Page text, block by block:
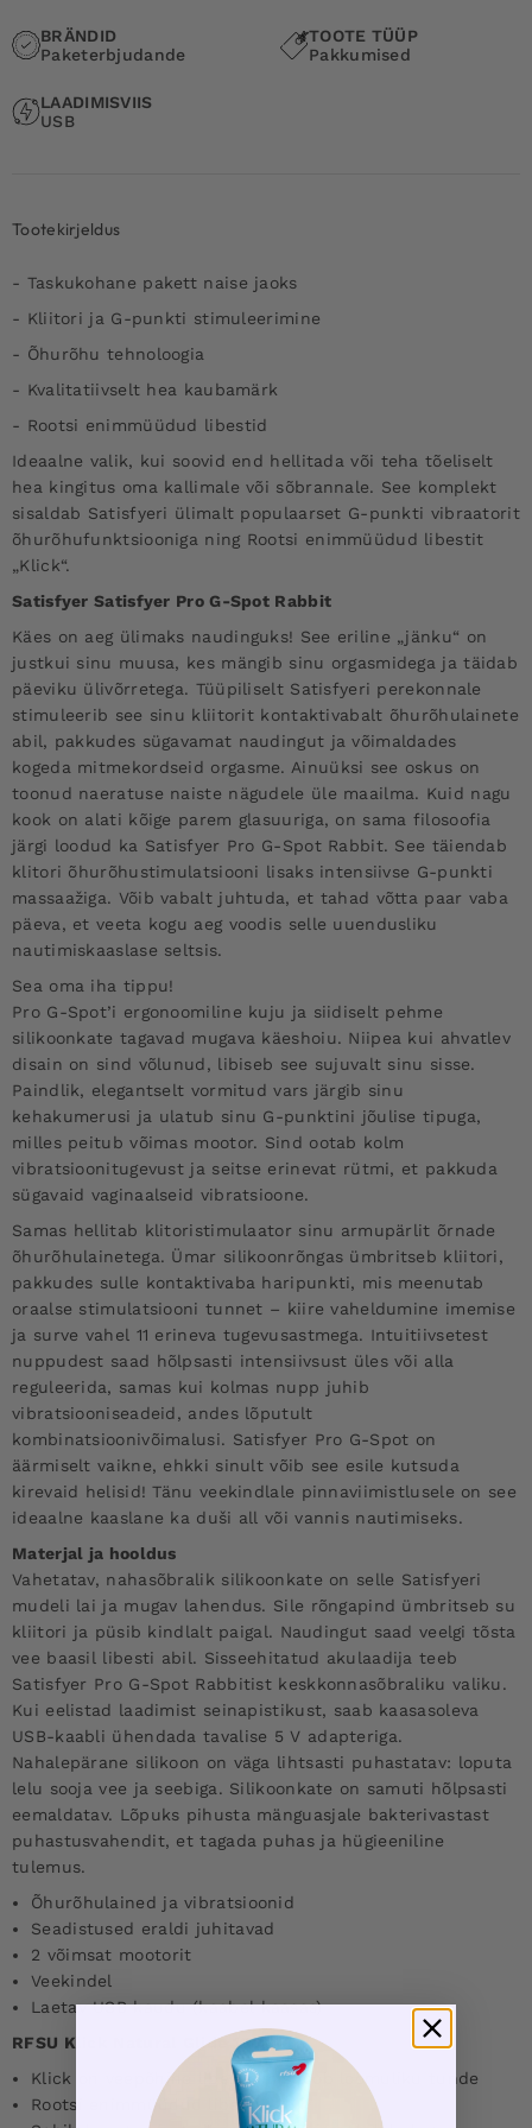
BRÄNDID
Paketerbjudande
TOOTE TÜÜP
Pakkumised
LAADIMISVIIS
USB
Tootekirjeldus
- Taskukohane pakett naise jaoks
- Kliitori ja G-punkti stimuleerimine
- Õhurõhu tehnoloogia
- Kvalitatiivselt hea kaubamärk
- Rootsi enimmüüdud libestid
Ideaalne valik, kui soovid end hellitada või teha tõeliselt
hea kingitus oma kallimale või sõbrannale. See komplekt
sisaldab Satisfyeri ülimalt populaarset G-punkti vibraatorit
õhurõhufunktsiooniga ning Rootsi enimmüüdud libestit
„Klick“.
Satisfyer Satisfyer Pro G-Spot Rabbit
Käes on aeg ülimaks naudinguks! See eriline „jänku“ on
justkui sinu muusa, kes mängib sinu orgasmidega ja täidab
päeviku ülivõrretega. Tüüpiliselt Satisfyeri perekonnale
stimuleerib see sinu kliitorit kontaktivabalt õhurõhulainete
abil, pakkudes sügavamat naudingut ja võimaldades
kogeda mitmekordseid orgasme. Ainuüksi see oskus on
toonud naeratuse naiste nägudele üle maailma. Kuid nagu
kook on alati kõige parem glasuuriga, on sama filosoofia
järgi loodud ka Satisfyer Pro G-Spot Rabbit. See täiendab
klitori õhurõhustimulatsiooni lisaks intensiivse G-punkti
massaažiga. Võib vabalt juhtuda, et tahad võtta paar vaba
päeva, et veeta kogu aeg voodis selle uuendusliku
nautimiskaaslase seltsis.
Sea oma iha tippu!
Pro G-Spot’i ergonoomiline kuju ja siidiselt pehme
silikoonkate tagavad mugava käeshoiu. Niipea kui ahvatlev
disain on sind võlunud, libiseb see sujuvalt sinu sisse.
Paindlik, elegantselt vormitud vars järgib sinu
kehakumerusi ja ulatub sinu G-punktini jõulise tipuga,
milles peitub võimas mootor. Sind ootab kolm
vibratsioonitugevust ja seitse erinevat rütmi, et pakkuda
sügavaid vaginaalseid vibratsioone.
Samas hellitab klitoristimulaator sinu armupärlit õrnade
õhurõhulainetega. Ümar silikoonrõngas ümbritseb kliitori,
pakkudes sulle kontaktivaba haripunkti, mis meenutab
oraalse stimulatsiooni tunnet – kiire vaheldumine imemise
ja surve vahel 11 erineva tugevusastmega. Intuitiivsetest
nuppudest saad hõlpsasti intensiivsust üles või alla
reguleerida, samas kui kolmas nupp juhib
vibratsiooniseadeid, andes lõputult
kombinatsioonivõimalusi. Satisfyer Pro G-Spot on
äärmiselt vaikne, ehkki sinult võib see esile kutsuda
kirevaid helisid! Tänu veekindlale pinnaviimistlusele on see
ideaalne kaaslane ka duši all või vannis nautimiseks.
Materjal ja hooldus
Vahetatav, nahasõbralik silikoonkate on selle Satisfyeri
mudeli lai ja mugav lahendus. Sile rõngapind ümbritseb su
kliitori ja püsib kindlalt paigal. Naudingut saad veelgi tõsta
vee baasil libesti abil. Sisseehitatud akulaadija teeb
Satisfyer Pro G-Spot Rabbitist keskkonnasõbraliku valiku.
Kui eelistad laadimist seinapistikust, saab kaasasoleva
USB-kaabli ühendada tavalise 5 V adapteriga.
Nahalepärane silikoon on väga lihtsasti puhastatav: loputa
lelu sooja vee ja seebiga. Silikoonkate on samuti hõlpsasti
eemaldatav. Lõpuks pihusta mänguasjale bakterivastast
puhastusvahendit, et tagada puhas ja hügieeniline
tulemus.
Õhurõhulained ja vibratsioonid
Seadistused eraldi juhitavad
2 võimsat mootorit
Veekindel
Laetav USB kaudu (kaabel kaasas)
RFSU Klick Natural Glide 100ml
Klick on veepõhine libesti, mis loob loomuliku tunde
Rootsi enimmüüdud libesti